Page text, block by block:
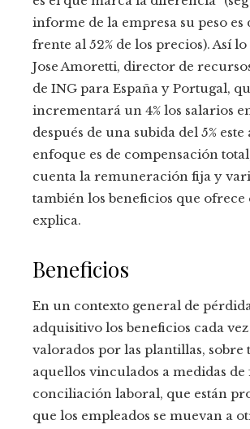
informe de la empresa su peso es
frente al 52% de los precios). Así
Jose Amoretti, director de
de ING para España y Portugal,
incrementará un 4% los salarios
después de una subida del 5% este
enfoque es de compensación
cuenta la remuneración fija y
también los beneficios que ofrece
explica.
Beneficios
En un contexto general de
adquisitivo los beneficios cada
valorados por las plantillas, sobre
aquellos vinculados a medidas
conciliación laboral, que están
que los empleados se muevan a